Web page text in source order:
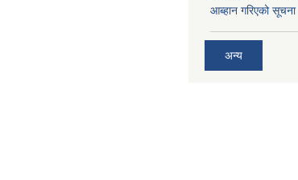
आब्हान गरिएको
अन्य